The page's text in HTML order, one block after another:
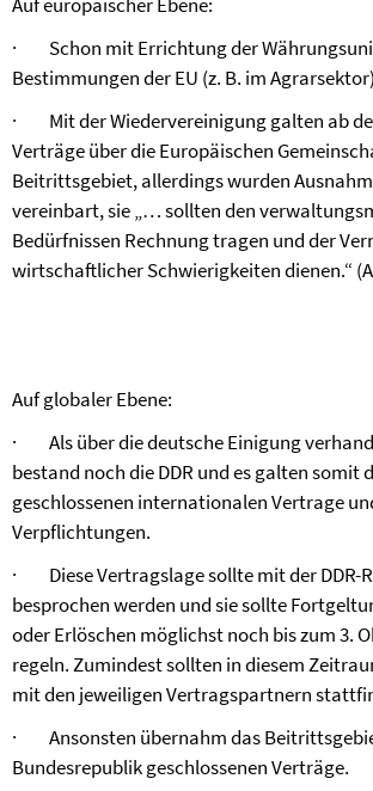
·
Schon mit Errichtung der
Bestimmungen der EU (z. B. im
·
Mit der Wiedervereinigung galten ab
Verträge über die Europäischen
Beitrittsgebiet, allerdings wurden
vereinbart, sie „… sollten den
Bedürfnissen Rechnung tragen und der
wirtschaftlicher Schwierigkeiten dienen.“
Auf globaler Ebene:
·
Als über die deutsche Einigung
bestand noch die DDR und es galten somit
geschlossenen internationalen Vertrage
Verpflichtungen.
·
Diese Vertragslage sollte mit der DDR-
besprochen werden und sie sollte
oder Erlöschen möglichst noch bis zum 3.
regeln. Zumindest sollten in diesem
mit den jeweiligen Vertragspartnern
·
Ansonsten übernahm das
Bundesrepublik geschlossenen Verträge.